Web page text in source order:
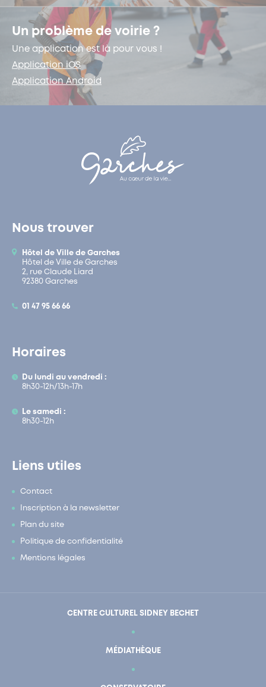
Un problème de voirie ?
Une application est là pour vous !
Application iOS
Application Android
Nous trouver
Hôtel de Ville de Garches
Hôtel de Ville de Garches
2, rue Claude Liard
92380 Garches
01 47 95 66 66
Horaires
Du lundi au vendredi :
8h30-12h/13h-17h
Le samedi :
8h30-12h
Liens utiles
Contact
Inscription à la newsletter
Plan du site
Politique de confidentialité
Mentions légales
CENTRE CULTUREL SIDNEY BECHET
MÉDIATHÈQUE